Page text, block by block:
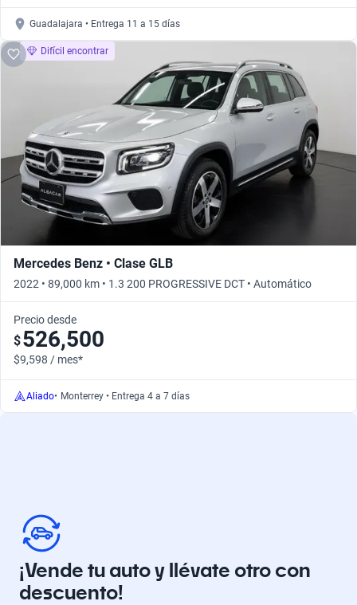
Guadalajara • Entrega 11 a 15 días
Difícil encontrar
Mercedes Benz • Clase GLB
2022 • 89,000 km • 1.3 200 PROGRESSIVE DCT • Automático
Precio desde
$526,500
$9,598 / mes*
Aliado• Monterrey • Entrega 4 a 7 días
¡Vende tu auto y llévate otro con
descuento!